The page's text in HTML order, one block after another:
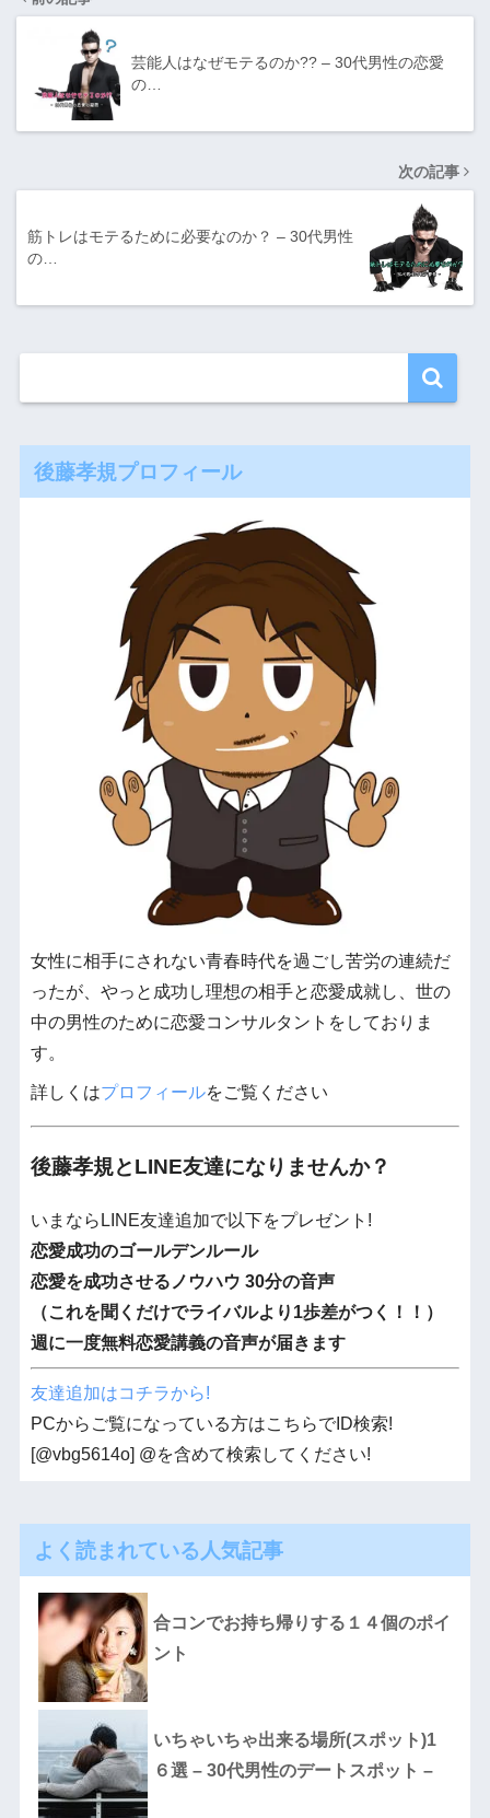
芸能人はなぜモテるのか?? – 30代男性の恋愛
の…
次の記事
筋トレはモテるために必要なのか？ – 30代男性
の…
後藤孝規プロフィール
女性に相手にされない青春時代を過ごし苦労の連続だ
ったが、やっと成功し理想の相手と恋愛成就し、世の
中の男性のために恋愛コンサルタントをしておりま
す。
詳しくはプロフィールをご覧ください
後藤孝規とLINE友達になりませんか？
いまならLINE友達追加で以下をプレゼント!
恋愛成功のゴールデンルール
恋愛を成功させるノウハウ 30分の音声
（これを聞くだけでライバルより1歩差がつく！！）
週に一度無料恋愛講義の音声が届きます
友達追加はコチラから!
PCからご覧になっている方はこちらでID検索!
[@vbg5614o] @を含めて検索してください!
よく読まれている人気記事
合コンでお持ち帰りする１４個のポイ
ント
いちゃいちゃ出来る場所(スポット)1
６選 – 30代男性のデートスポット –